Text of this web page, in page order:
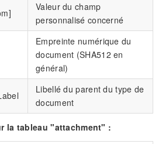
Valeur du champ
personnalisé concerné
Empreinte numérique du
document (SHA512 en
général)
Libellé du parent du type de
document
la tableau "attachment" :